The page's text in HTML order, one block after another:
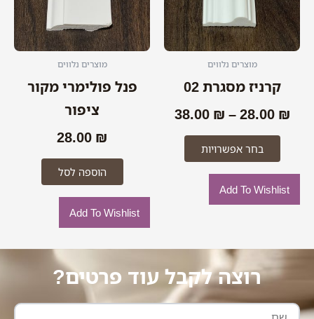
מוצרים נלווים
קרניז מסגרת 02
28.00 ₪
–
38.00 ₪
בחר אפשרויות
ניתן
לבחור
את
המוצר
Add To Wishlist
מוצרים נלווים
פנל פולימרי מקור
ציפור
28.00 ₪
הוספה לסל
Add To Wishlist
רוצה לקבל עוד פרטים?
שם